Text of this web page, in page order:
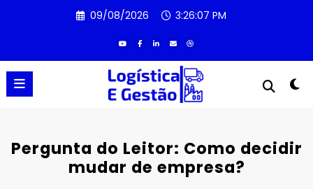
09/08/2026 3:26:07 PM
Pergunta do Leitor: Como decidir
mudar de empresa?